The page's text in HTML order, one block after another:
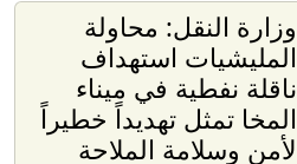
وزارة النقل: محاولة
المليشيات استهداف
ناقلة نفطية في ميناء
المخا تمثل تهديداً خطيراً
لأمن وسلامة الملاحة